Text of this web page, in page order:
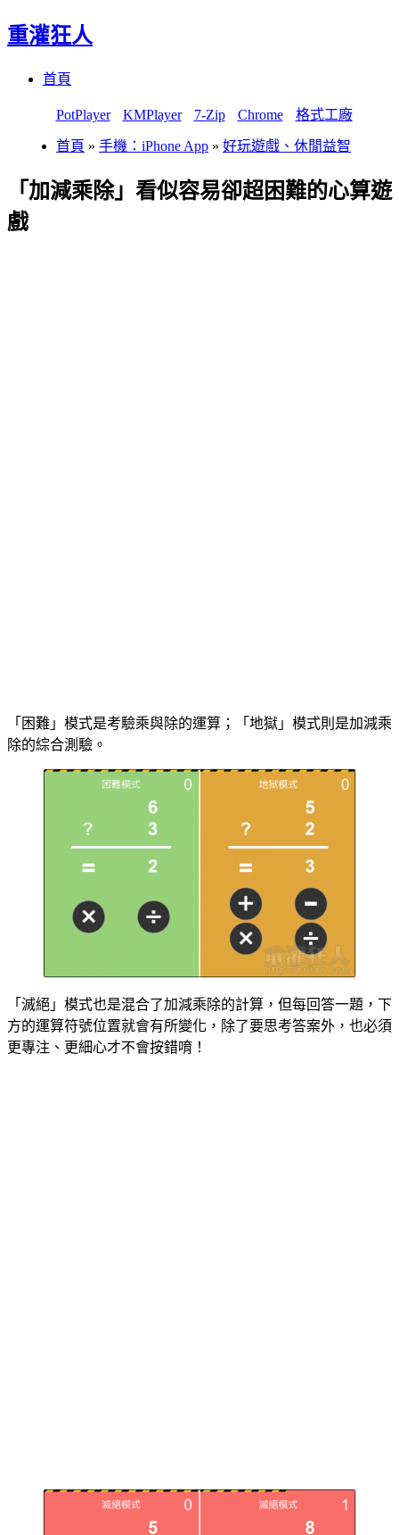
重灌狂人
首頁
PotPlayer KMPlayer 7-Zip Chrome 格式工廠
首頁 » 手機：iPhone App » 好玩遊戲、休閒益智
「加減乘除」看似容易卻超困難的心算遊
戲
「困難」模式是考驗乘與除的運算；「地獄」模式則是加減乘
除的綜合測驗。
「滅絕」模式也是混合了加減乘除的計算，但每回答一題，下
方的運算符號位置就會有所變化，除了要思考答案外，也必須
更專注、更細心才不會按錯唷！